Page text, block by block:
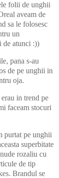
folii de unghii
aveam de
sa le folosesc
un
de atunci :))
pana s-au
de pe unghii in
oja.
erau in trend pe
faceam stocuri
purtat pe unghii
superbitate
rozaliu cu
de tip
Brandul se